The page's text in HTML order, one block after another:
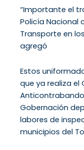
“Importante el
Policía Nacional
Transporte en
agregó
Estos
que ya realiza el
Gobernación
labores de
municipios del